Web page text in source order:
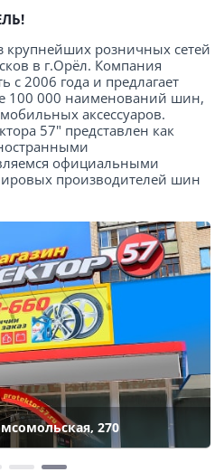
270
крупнейших розничных сетей
в г.Орёл. Компания
с 2006 года и предлагает
100 000 наименований шин,
аксессуаров.
57" представлен как
официальными
производителей шин